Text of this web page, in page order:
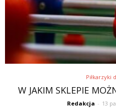
Piłkarzyki
W JAKIM SKLEPIE
Redakcja - 13